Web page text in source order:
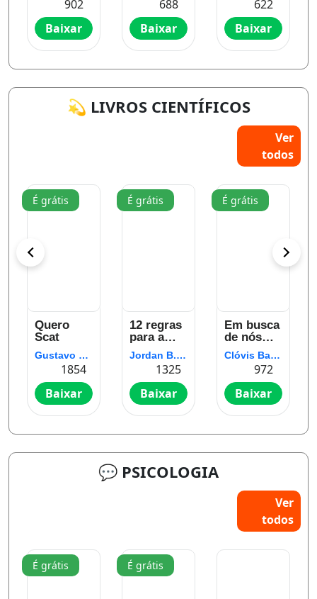
desde o
dia em
que você
(o) partiu
902
Baixar
alguém:
Uma
terapeuta,
dela e a
todos nós
688
Baixar
psicólogo
no campo
de
concentração
622
Baixar
💫 LIVROS CIENTÍFICOS
Ver
todos
É grátis
Quero
Scat
Gustavo Scat
1854
Baixar
É grátis
12 regras
para a
vida: Um
antídoto
para o
caos
Jordan B. Peterson
1325
Baixar
É grátis
Em busca
de nós
mesmos Clóvis Barros de Filho
972
Baixar
💬 PSICOLOGIA
Ver
todos
É grátis É grátis